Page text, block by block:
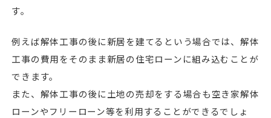
す。
例えば解体工事の後に新居を建てるという場合では、解体
工事の費用をそのまま新居の住宅ローンに組み込むことが
できます。
また、解体工事の後に土地の売却をする場合も空き家解体
ローンやフリーローン等を利用することができるでしょ